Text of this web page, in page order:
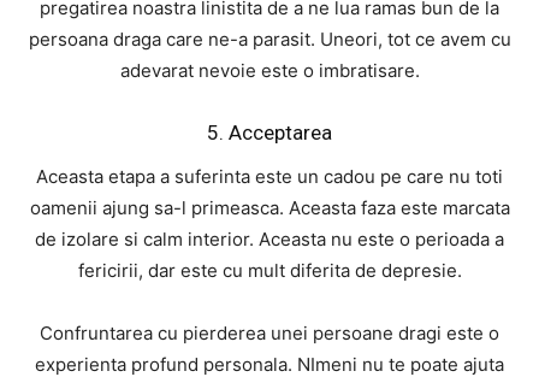
pregatirea noastra linistita de a ne lua ramas bun de la
persoana draga care ne-a parasit. Uneori, tot ce avem cu
adevarat nevoie este o imbratisare.
5. Acceptarea
Aceasta etapa a suferinta este un cadou pe care nu toti
oamenii ajung sa-l primeasca. Aceasta faza este marcata
de izolare si calm interior. Aceasta nu este o perioada a
fericirii, dar este cu mult diferita de depresie.
Confruntarea cu pierderea unei persoane dragi este o
experienta profund personala. NImeni nu te poate ajuta